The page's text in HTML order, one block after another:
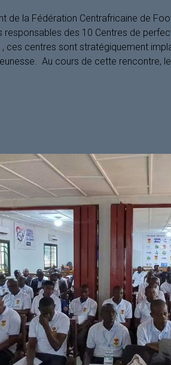
de la Fédération Centrafricaine de
responsables des 10 Centres de
ces centres sont stratégiquement
‎​Au cours de cette rencontre, le